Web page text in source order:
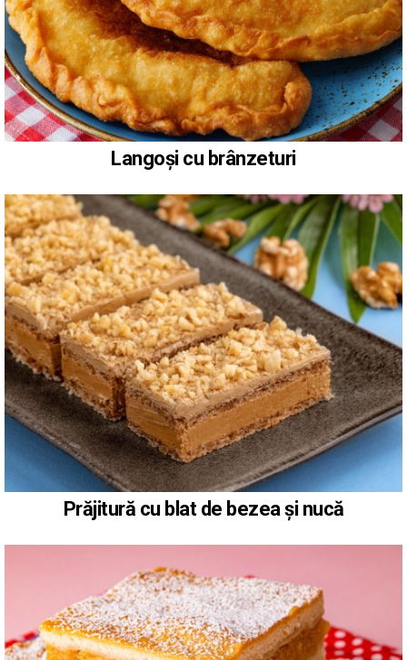
Langoși cu brânzeturi
Prăjitură cu blat de bezea și nucă